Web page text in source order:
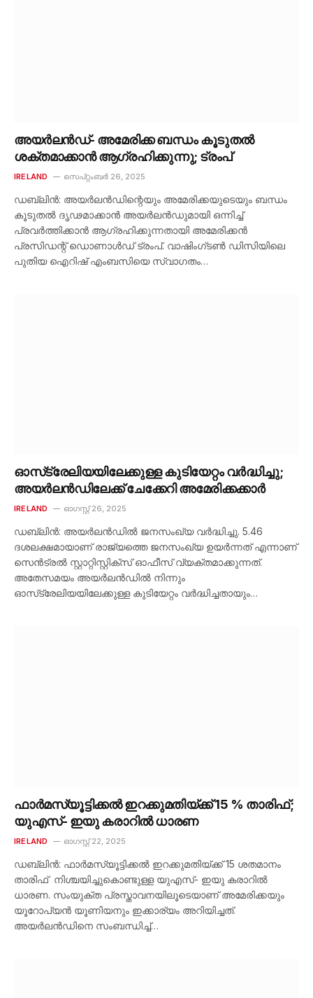
അയർലൻഡ്- അമേരിക്ക ബന്ധം കൂടുതൽ
ശക്തമാക്കാൻ ആഗ്രഹിക്കുന്നു; ട്രംപ്
IRELAND സെപ്റ്റംബർ 26, 2025
ഡബ്ലിൻ: അയർലൻഡിന്റെയും അമേരിക്കയുടെയും ബന്ധം
കൂടുതൽ ദൃഢമാക്കാൻ അയർലൻഡുമായി ഒന്നിച്ച്
പ്രവർത്തിക്കാൻ ആഗ്രഹിക്കുന്നതായി അമേരിക്കൻ
പ്രസിഡന്റ് ഡൊണാൾഡ് ട്രംപ്. വാഷിംഗ്ടൺ ഡിസിയിലെ
പുതിയ ഐറിഷ് എംബസിയെ സ്വാഗതം…
ഓസ്‌ട്രേലിയയിലേക്കുള്ള കുടിയേറ്റം വർദ്ധിച്ചു;
അയർലൻഡിലേക്ക് ചേക്കേറി അമേരിക്കക്കാർ
IRELAND ഓഗസ്റ്റ്‌ 26, 2025
ഡബ്ലിൻ: അയർലൻഡിൽ ജനസംഖ്യ വർദ്ധിച്ചു. 5.46
ദശലക്ഷമായാണ് രാജ്യത്തെ ജനസംഖ്യ ഉയർന്നത് എന്നാണ്
സെൻട്രൽ സ്റ്റാറ്റിസ്റ്റിക്‌സ് ഓഫീസ് വ്യക്തമാക്കുന്നത്.
അതേസമയം അയർലൻഡിൽ നിന്നും
ഓസ്‌ട്രേലിയയിലേക്കുള്ള കുടിയേറ്റം വർദ്ധിച്ചതായും…
ഫാർമസ്യൂട്ടിക്കൽ ഇറക്കുമതിയ്ക്ക് 15 % താരിഫ്;
യുഎസ്- ഇയു കരാറിൽ ധാരണ
IRELAND ഓഗസ്റ്റ്‌ 22, 2025
ഡബ്ലിൻ: ഫാർമസ്യൂട്ടിക്കൽ ഇറക്കുമതിയ്ക്ക് 15 ശതമാനം
താരിഫ് നിശ്ചയിച്ചുകൊണ്ടുള്ള യുഎസ്- ഇയു കരാറിൽ
ധാരണ. സംയുക്ത പ്രസ്താവനയിലൂടെയാണ് അമേരിക്കയും
യൂറോപ്യൻ യൂണിയനും ഇക്കാര്യം അറിയിച്ചത്.
അയർലൻഡിനെ സംബന്ധിച്ച്…